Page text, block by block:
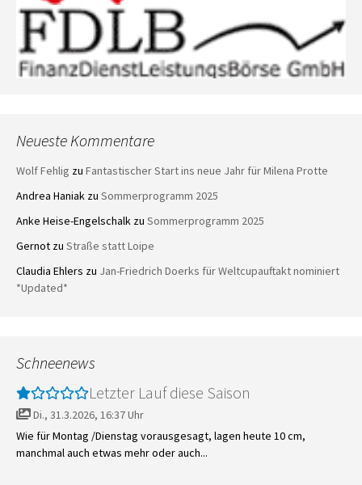
Neueste Kommentare
Wolf Fehlig zu Fantastischer Start ins neue Jahr für Milena Protte
Andrea Haniak zu Sommerprogramm 2025
Anke Heise-Engelschalk zu Sommerprogramm 2025
Gernot zu Straße statt Loipe
Claudia Ehlers zu Jan-Friedrich Doerks für Weltcupauftakt nominiert
*Updated*
Schneenews
Letzter Lauf diese Saison
Di., 31.3.2026, 16:37 Uhr
Wie für Montag /Dienstag vorausgesagt, lagen heute 10 cm,
manchmal auch etwas mehr oder auch...